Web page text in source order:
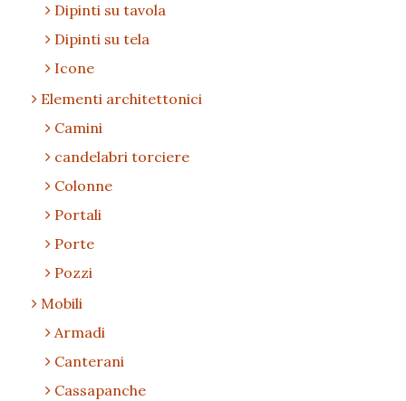
Dipinti su tavola
Dipinti su tela
Icone
Elementi architettonici
Camini
candelabri torciere
Colonne
Portali
Porte
Pozzi
Mobili
Armadi
Canterani
Cassapanche